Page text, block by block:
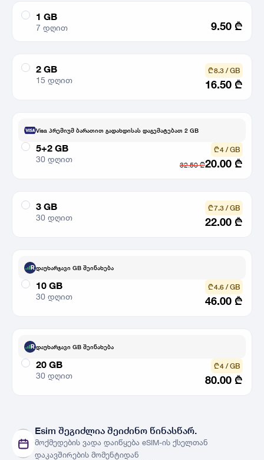
1 GB
7 დღით 9.50 ₾
2 GB
15 დღით
₾ 8.3 / GB
16.50 ₾
Visa პრემიუმ ბარათით გადახდისას დაგემატებათ 2 GB
5+2 GB
30 დღით
₾ 4 / GB
32.50₾20.00 ₾
3 GB
30 დღით
₾ 7.3 / GB
22.00 ₾
დაუხარჯავი GB შეინახება
10 GB
30 დღით
₾ 4.6 / GB
46.00 ₾
დაუხარჯავი GB შეინახება
20 GB
30 დღით
₾ 4 / GB
80.00 ₾
ქვეყნები
Esim შეგიძლია შეიძინო წინასწარ.
მოქმედების ვადა დაიწყება eSIM-ის ქსელთან
დაკავშირების მომენტიდან